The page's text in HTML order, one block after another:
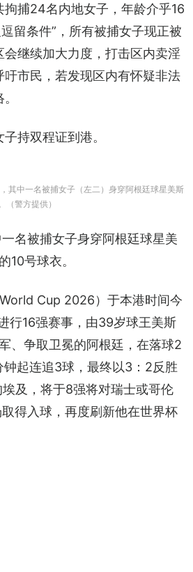
拘捕24名内地女子，年龄介乎16
留条件”，所有被捕女子现正被
继续加大力度，打击区内卖淫
市民，若发现区内有怀疑非法
持双程证到港。
其中一名被捕女子（左二）身穿阿根廷球星美斯
（警方提供）
名被捕女子身穿阿根廷球星美
10号球衣。
Cup 2026）于本港时间今
行16强赛事，由39岁球王美斯
、争取卫冕的阿根廷，在落球2
起连追3球，最终以3：2反胜
及，将于8强将对瑞士或哥伦
得入球，再度刷新他在世界杯